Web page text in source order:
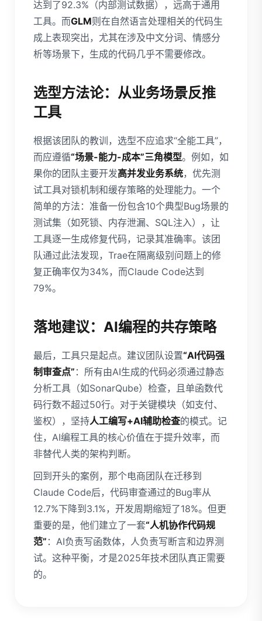
达到了92.3%（内部测试数据），远高于通用
工具。而GLM则在自然语言处理相关的代码生
成上表现突出，尤其在涉及中文分词、情感分
析等场景下，生成的代码几乎不需要修改。
选型方法论：从业务场景反推
工具
根据该团队的教训，选型不应追求“全能工具”，
而应遵循“场景-能力-成本”三角模型。例如，如
果你的团队主要开发高并发业务系统，优先测
试工具对锁机制和缓存策略的处理能力。一个
简单的方法：准备一份包含10个典型Bug场景的
测试集（如死锁、内存泄漏、SQL注入），让
工具逐一生成修复代码，记录其准确率。该团
队通过此法发现，Trae在隔离级别问题上的修
复正确率仅为34%，而Claude Code达到
79%。
落地建议：AI编程的共存策略
最后，工具只是起点。建议团队设置“AI代码强
制审查点” ：所有由AI生成的代码必须通过静态
分析工具（如SonarQube）检查，且单函数代
码行数不超过50行。对于关键模块（如支付、
鉴权），坚持人工编写+AI辅助检查的模式。记
住，AI编程工具的核心价值在于提升效率，而
非替代人类的架构判断。
回到开头的案例，那个电商团队在迁移到
Claude Code后，代码审查通过的Bug率从
12.7%下降到3.1%，开发周期缩短了18%。但更
重要的是，他们建立了一套“人机协作代码规
范” ：AI负责写函数体，人负责写断言和边界测
试。这种平衡，才是2025年技术团队真正需要
的。